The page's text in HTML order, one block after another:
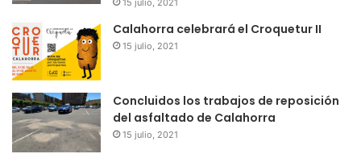
Calahorra celebrará el Croquetur II
15 julio, 2021
Concluidos los trabajos de reposición
del asfaltado de Calahorra
15 julio, 2021